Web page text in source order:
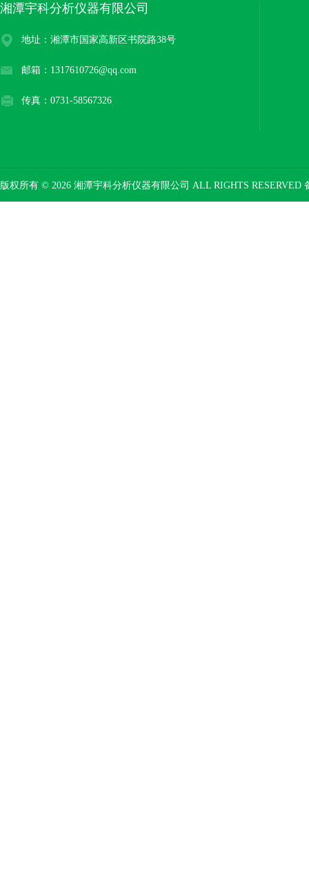
湘潭宇科分析仪器有限公司
地址：湘潭市国家高新区书院路38号
邮箱：1317610726@qq.com
传真：0731-58567326
版权所有 © 2026 湘潭宇科分析仪器有限公司 ALL RIGHTS RESERVED